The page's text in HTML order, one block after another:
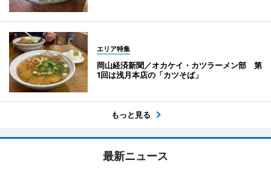
エリア特集
岡山経済新聞／オカケイ・カツラーメン部 第
1回は浅月本店の「カツそば」
もっと見る
最新ニュース